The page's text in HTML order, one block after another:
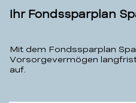
Ihr Fondssparplan
Mit dem Fondssparplan
Vorsorgevermögen
auf.